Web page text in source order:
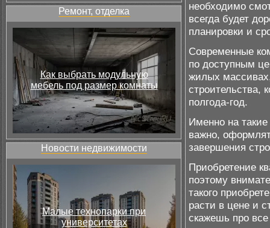
Ремонт, отделка
Как выбрать модульную
мебель под размер комнаты
Новости недвижимости
Малые технопарки при
университетах
необходимо
всегда будет
планировки и
Современные
по доступным
жилых
строительства,
полгода-год.
Именно на
важно,
завершения
Приобретение
поэтому
такого
расти в цене и
скажешь про все